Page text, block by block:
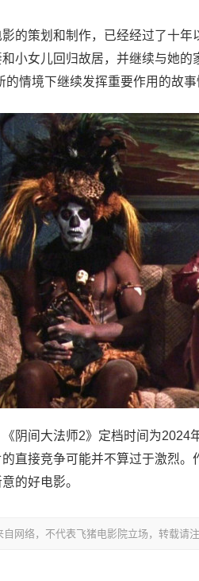
的策划和制作，已经经过了十
小女儿回归故居，并继续与她的
的情境下继续发挥重要作用的故事
阴间大法师2》定档时间为2024
直接竞争可能并不算过于激烈
的好电影。
自网络，不代表飞猪电影院立场，转载请